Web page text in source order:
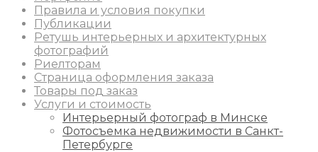
Правила и условия покупки
Публикации
Ретушь интерьерных и архитектурных
фотографий
Риелторам
Страница оформления заказа
Товары под заказ
Услуги и стоимость
Интерьерный фотограф в Минске
Фотосъемка недвижимости в Санкт-
Петербурге